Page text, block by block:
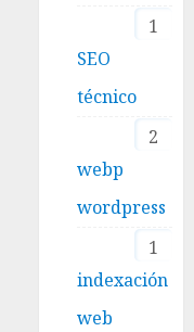
1
SEO
técnico
2
webp
wordpress
1
indexación
web